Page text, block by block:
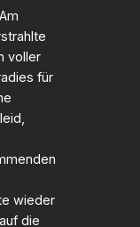
voller
für
wieder
die